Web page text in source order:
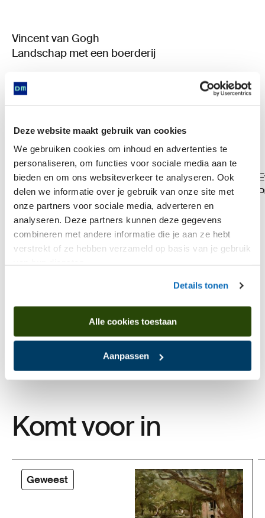
Deze website maakt gebruik van cookies
We gebruiken cookies om inhoud en advertenties te
personaliseren, om functies voor sociale media aan te
bieden en om ons websiteverkeer te analyseren. Ook
delen we informatie over je gebruik van onze site met
onze partners voor sociale media, adverteren en
analyseren. Deze partners kunnen deze gegevens
combineren met andere informatie die je aan ze hebt
verstrekt of ze hebben verzameld op basis van je gebruik
Details tonen
Alle cookies toestaan
Aanpassen
Vincent van Gogh
Landschap met een boerderij
Komt voor in
Geweest